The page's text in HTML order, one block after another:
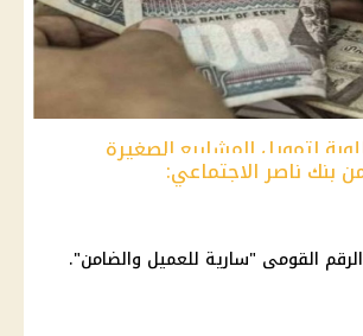
لتمويل المشاريع الصغيرة
بنك ناصر الاجتماعي:
القومى "سارية للعميل والضامن".